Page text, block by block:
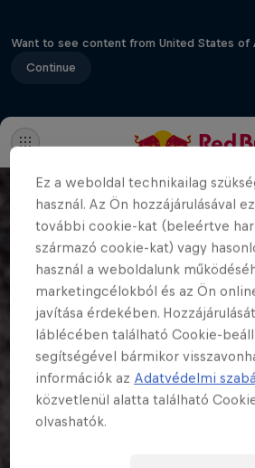
Want to see content from United States of
Continue
Ez a weboldal technikailag
használ. Az Ön hozzájárulásával
további cookie-kat (beleértve
származó cookie-kat) vagy
használ a weboldalunk
marketingcélokból és az Ön
javítása érdekében.
láblécében található Cookie-
segítségével bármikor
információk az Adatvédelmi
közvetlenül alatta található
olvashatók.